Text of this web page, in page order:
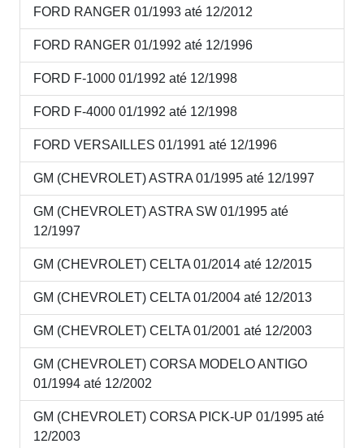
FORD RANGER 01/1993 até 12/2012
FORD RANGER 01/1992 até 12/1996
FORD F-1000 01/1992 até 12/1998
FORD F-4000 01/1992 até 12/1998
FORD VERSAILLES 01/1991 até 12/1996
GM (CHEVROLET) ASTRA 01/1995 até 12/1997
GM (CHEVROLET) ASTRA SW 01/1995 até
12/1997
GM (CHEVROLET) CELTA 01/2014 até 12/2015
GM (CHEVROLET) CELTA 01/2004 até 12/2013
GM (CHEVROLET) CELTA 01/2001 até 12/2003
GM (CHEVROLET) CORSA MODELO ANTIGO
01/1994 até 12/2002
GM (CHEVROLET) CORSA PICK-UP 01/1995 até
12/2003